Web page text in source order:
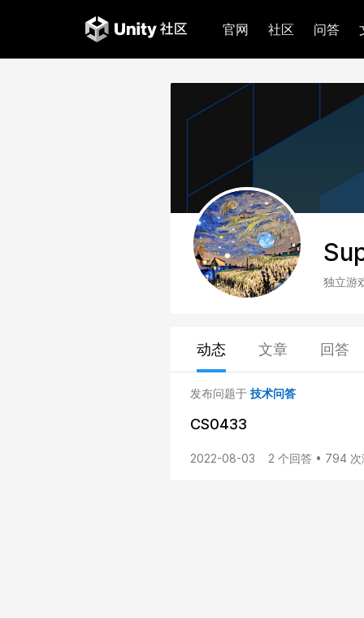
官网 社区 问答
独立游
动态 文章 回答
发布问题于 技术问答
CS0433
2022-08-03 2 个回答 • 794 次